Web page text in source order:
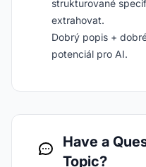
strukturované
extrahovat.
Dobrý popis +
potenciál pro AI.
Have a
Topic?